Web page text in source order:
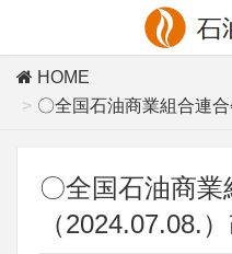
HOME
〇全国石油商業組合連
〇全国石油商
（2024.07.08.